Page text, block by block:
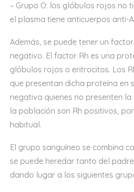
– Grupo O: los glóbulos rojos no
el plasma tiene anticuerpos anti-
Además, se puede tener un
negativo. El factor Rh es una
glóbulos rojos o eritrocitos. Los
que presentan dicha proteína en
negativa quienes no presenten la
la población son Rh positivos,
habitual.
El grupo sanguíneo se combina
se puede heredar tanto del
dando lugar a los siguientes